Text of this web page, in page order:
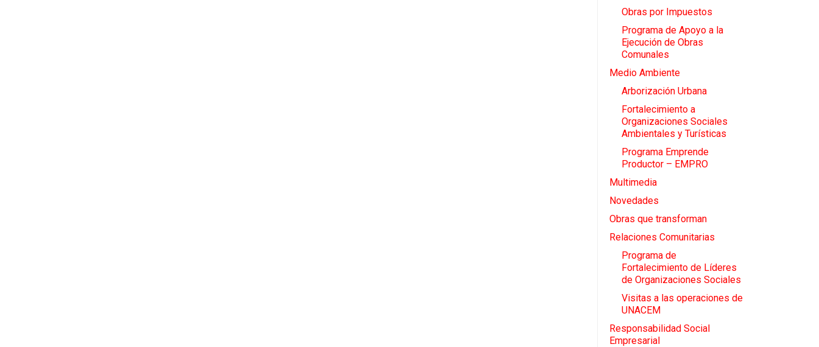
Obras por Impuestos
Programa de Apoyo a la
Ejecución de Obras
Comunales
Medio Ambiente
Arborización Urbana
Fortalecimiento a
Organizaciones Sociales
Ambientales y Turísticas
Programa Emprende
Productor – EMPRO
Multimedia
Novedades
Obras que transforman
Relaciones Comunitarias
Programa de
Fortalecimiento de Líderes
de Organizaciones Sociales
Visitas a las operaciones de
UNACEM
Responsabilidad Social
Empresarial